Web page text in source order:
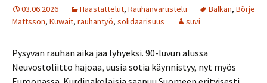
03.06.2026 Haastattelut, Rauhanvarustelu Balkan, Börje
Mattsson, Kuwait, rauhantyö, solidaarisuus suvi
Pysyvän rauhan aika jää lyhyeksi. 90-luvun alussa
Neuvostoliitto hajoaa, uusia sotia käynnistyy, nyt myös